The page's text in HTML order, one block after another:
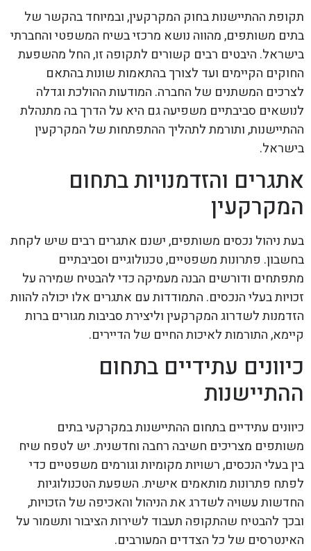
תקופת ההתיישנות בחוק המקרקעין, ובמיוחד בהקשר של
בתים משותפים, מהווה נושא מרכזי בשיח המשפטי והחברתי
בישראל. היבטים רבים קשורים לתקופה זו, החל מהשפעת
החוקים הקיימים ועד לצורך בהתאמות שונות בהתאם
לצרכים המשתנים של החברה. המודעות ההולכת וגדלה
לנושאים סביבתיים משפיעה גם היא על הדרך בה מתנהלת
ההתיישנות, ותורמת לתהליך ההתפתחות של המקרקעין
בישראל.
אתגרים והזדמנויות בתחום
המקרקעין
בעת ניהול נכסים משותפים, ישנם אתגרים רבים שיש לקחת
בחשבון. פתרונות משפטיים, טכנולוגיים וסביבתיים
מתפתחים ודורשים הבנה מעמיקה כדי להבטיח שמירה על
זכויות בעלי הנכסים. התמודדות עם אתגרים אלו יכולה להוות
הזדמנות לשדרוג המקרקעין וליצירת סביבות מגורים ברות
קיימא, התורמות לאיכות החיים של הדיירים.
כיוונים עתידיים בתחום
ההתיישנות
כיוונים עתידיים בתחום ההתיישנות במקרקעי בתים
משותפים מצריכים חשיבה רחבה וחדשנית. יש לטפח שיח
בין בעלי הנכסים, רשויות מקומיות וגורמים משפטיים כדי
לפתח פתרונות מותאמים אישית. השפעת הטכנולוגיות
החדשות עשויה לשדרג את הניהול והאכיפה של הזכויות,
ובכך להבטיח שהתקופה תעבוד לשירות הציבור ותשמור על
האינטרסים של כל הצדדים המעורבים.